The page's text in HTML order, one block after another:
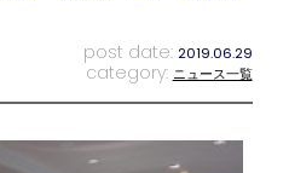
post date: 2019.06.29
category: ニュース一覧